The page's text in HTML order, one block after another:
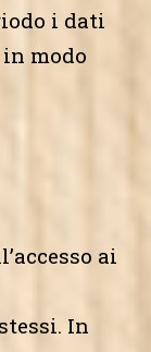
i dati
modo
ai
In